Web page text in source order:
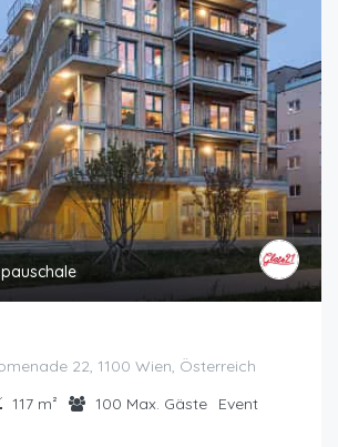
22, 1100 Wien, Österreich
117 m² 100 Max. Gäste
Event